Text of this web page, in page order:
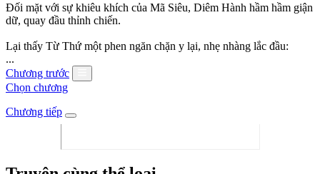
Đối mặt với sự khiêu khích của Mã Siêu, Diêm Hành hầm hầm giận
dữ, quay đầu thỉnh chiến.
Lại thấy Từ Thứ một phen ngăn chặn y lại, nhẹ nhàng lắc đầu:
...
Chương trước
Chọn chương
Chương tiếp